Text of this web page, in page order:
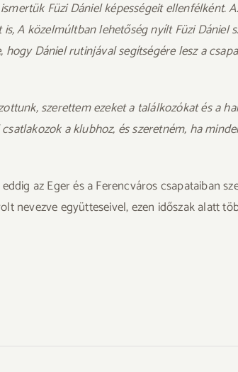
Füzi Dániel képességeit
A közelmúltban lehetőség nyílt Füzi
Dániel rutinjával segítségére lesz a
szerettem ezeket a találkozókat és a
a klubhoz, és szeretném, ha
az Eger és a Ferencváros csapataiban
nevezve együtteseivel, ezen időszak alatt